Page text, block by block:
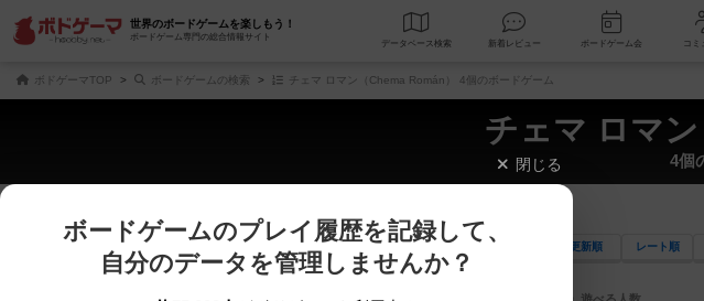
世界のボードゲームを楽しもう！
ボードゲーム専門の総合情報サイト
データベース 検索 新着レビュー ボードゲー
ボドゲーマTOP ボードゲームの検索 チェマ ロマン（Chema Román） 4個のボードゲーム
チェマ ロマン
4個
じっくり表示 さくさく表示 更新順 レート順
商品名、商品説明文、デザイナー名、テーマ名、メカニクス名を対象にフリーワード検索ができます。
ゲームデザイナー名を指定して検索できます。 プレイ対象人数に含ま
閉じる
ボードゲームのプレイ履歴を記録して、
自分のデータを管理しませんか？